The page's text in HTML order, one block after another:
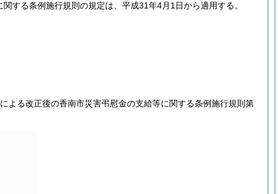
する条例施行規則の規定は、平成31年4月1日から適用する。
よる改正後の香南市災害弔慰金の支給等に関する条例施行規則第